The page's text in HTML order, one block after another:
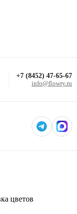
+7 (8452) 47-65-67
info@flowry.ru
цветов